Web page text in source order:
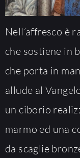
Nell’affresco è
che sostiene in
che porta in
allude al
un ciborio
marmo ed una
da scaglie